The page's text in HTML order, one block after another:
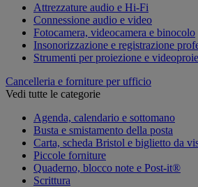
Attrezzature audio e Hi-Fi
Connessione audio e video
Fotocamera, videocamera e binocolo
Insonorizzazione e registrazione
Strumenti per proiezione e
Cancelleria e forniture per ufficio
Vedi tutte le categorie
Agenda, calendario e sottomano
Busta e smistamento della posta
Carta, scheda Bristol e biglietto da
Piccole forniture
Quaderno, blocco note e Post-it®
Scrittura